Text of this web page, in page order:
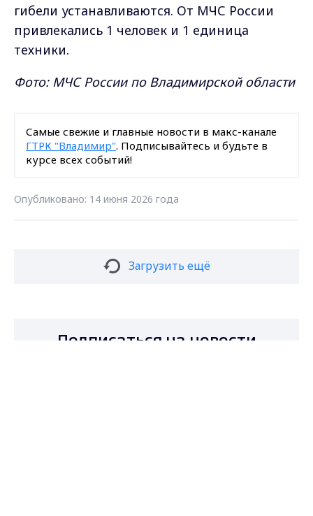
гибели устанавливаются. От МЧС России
привлекались 1 человек и 1 единица
техники.
Фото: МЧС России по Владимирской области
Самые свежие и главные новости в макс-канале
ГТРК "Владимир". Подписывайтесь и будьте в
курсе всех событий!
Опубликовано: 14 июня 2026 года
Загрузить ещё
Подписаться на новости